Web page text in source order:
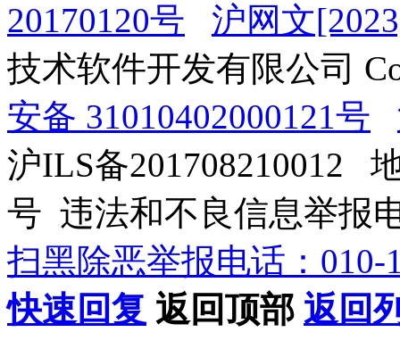
20170120号
沪网文
技术软件开发有限公司
安备 31010402000121号
沪ILS备201708210012
号 违法和不良信息举报
扫黑除恶举报电话：010-
快速回复 返回顶部 返回